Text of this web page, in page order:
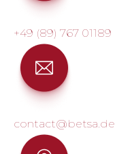
+49 (89) 767 01189
contact@betsa.de